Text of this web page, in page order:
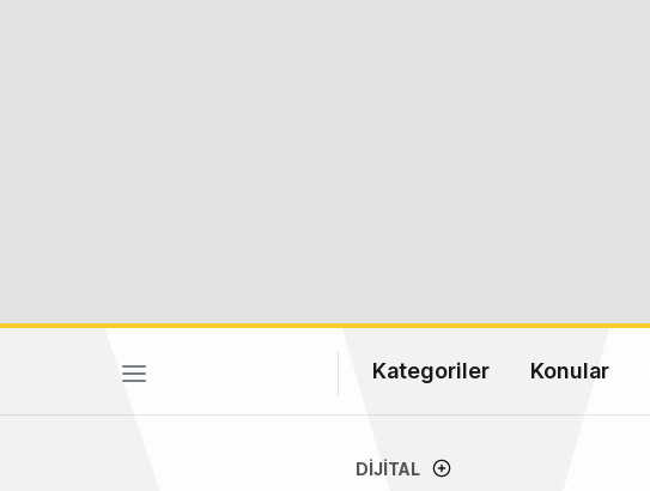
Kategoriler Konular
DIJITAL